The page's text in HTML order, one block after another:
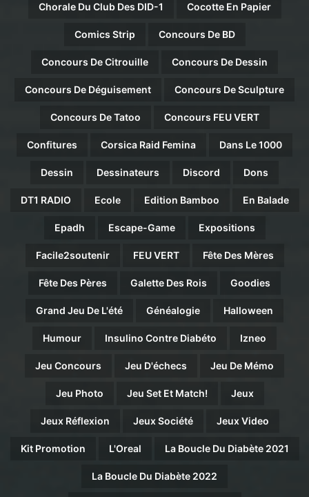
Chorale Du Club Des DID-1 Cocotte En Papier
Comics Strip Concours De BD
Concours De Citrouille Concours De Dessin
Concours De Déguisement Concours De Sculpture
Concours De Tatoo Concours FEU VERT
Confitures Corsica Raid Femina Dans Le 1000
Dessin Dessinateurs Discord Dons
DT1 RADIO Ecole Edition Bamboo En Balade
Epadh Escape-Game Expositions
Facile2soutenir FEU VERT Fête Des Mères
Fête Des Pères Galette Des Rois Goodies
Grand Jeu De L'été Généalogie Halloween
Humour Insulino Contre Diabéto Izneo
Jeu Concours Jeu D'échecs Jeu De Mémo
Jeu Photo Jeu Set Et Match! Jeux
Jeux Réflexion Jeux Société Jeux Video
Kit Promotion L'Oreal La Boucle Du Diabète 2021
La Boucle Du Diabète 2022